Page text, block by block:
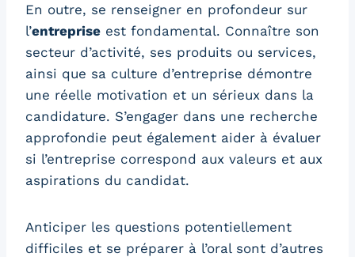
En outre, se renseigner en profondeur sur
l’entreprise est fondamental. Connaître son
secteur d’activité, ses produits ou services,
ainsi que sa culture d’entreprise démontre
une réelle motivation et un sérieux dans la
candidature. S’engager dans une recherche
approfondie peut également aider à évaluer
si l’entreprise correspond aux valeurs et aux
aspirations du candidat.
Anticiper les questions potentiellement
difficiles et se préparer à l’oral sont d’autres